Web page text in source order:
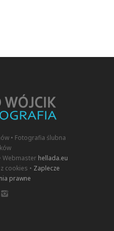
• Fotografia ślubna
Webmaster hellada.eu
cookies • Zaplecze
prawne